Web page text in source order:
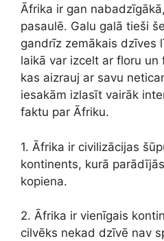
Āfrika ir gan
pasaulē. Galu galā tieši
gandrīz zemākais dzīves
laikā var izcelt ar floru
kas aizrauj ar savu
iesakām izlasīt vairāk
faktu par Āfriku.
1. Āfrika ir civilizācijas
kontinents, kurā
kopiena.
2. Āfrika ir vienīgais
cilvēks nekad dzīvē nav